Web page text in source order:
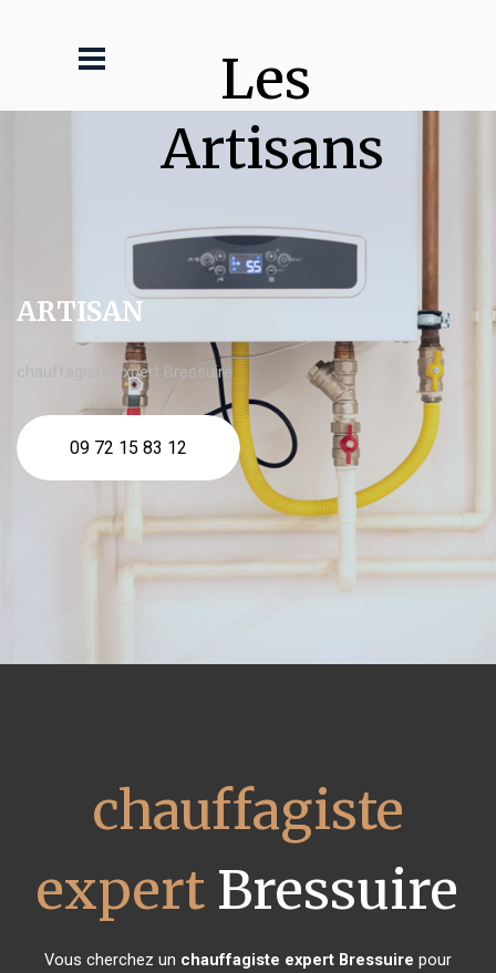
Les
Artisans
ARTISAN
chauffagiste expert Bressuire
09 72 15 83 12
chauffagiste
expert Bressuire
Vous cherchez un chauffagiste expert Bressuire pour